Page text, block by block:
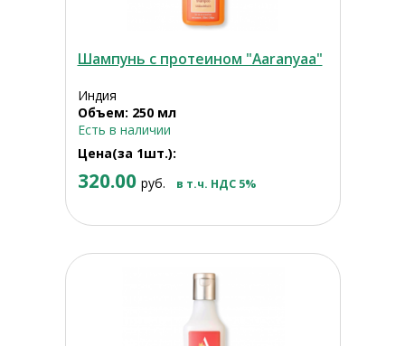
Шампунь с протеином "Aaranyaa"
Индия
Объем: 250 мл
Есть в наличии
Цена(за 1шт.):
320.00 руб. в т.ч. НДС 5%